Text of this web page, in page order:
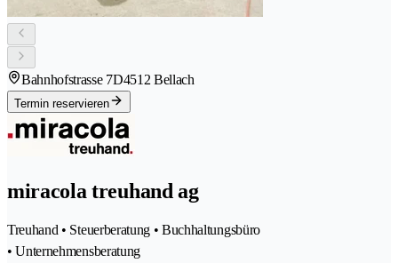
Bahnhofstrasse 7D4512 Bellach
Termin reservieren
miracola treuhand ag
Treuhand • Steuerberatung • Buchhaltungsbüro
• Unternehmensberatung